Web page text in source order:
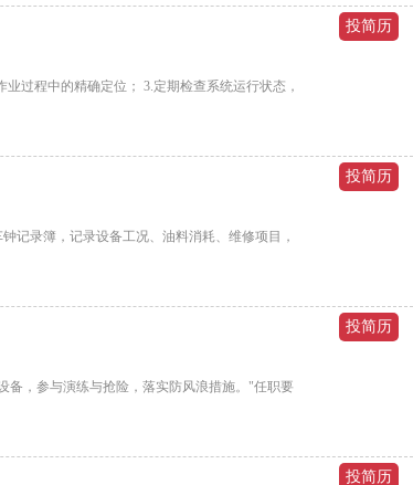
过程中的精确定位； 3.定期检查系统运行状态，
记录簿，记录设备工况、油料消耗、维修项目，
备，参与演练与抢险，落实防风浪措施。"任职要